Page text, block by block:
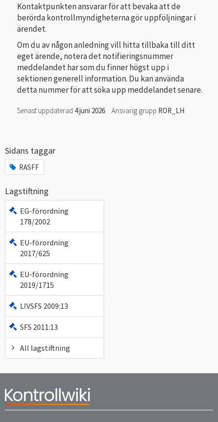
Kontaktpunkten ansvarar för att bevaka att de
berörda kontrollmyndigheterna gör uppföljningar i
ärendet.
Om du av någon anledning vill hitta tillbaka till ditt
eget ärende, notera det notifieringsnummer
meddelandet har som du finner högst upp i
sektionen generell information. Du kan använda
detta nummer för att söka upp meddelandet senare.
Senast uppdaterad 4 juni 2026 Ansvarig grupp ROR_LH
Sidans taggar
RASFF
Lagstiftning
EG-förordning
178/2002
EU-förordning
2017/625
EU-förordning
2019/1715
LIVSFS 2009:13
SFS 2011:13
All lagstiftning